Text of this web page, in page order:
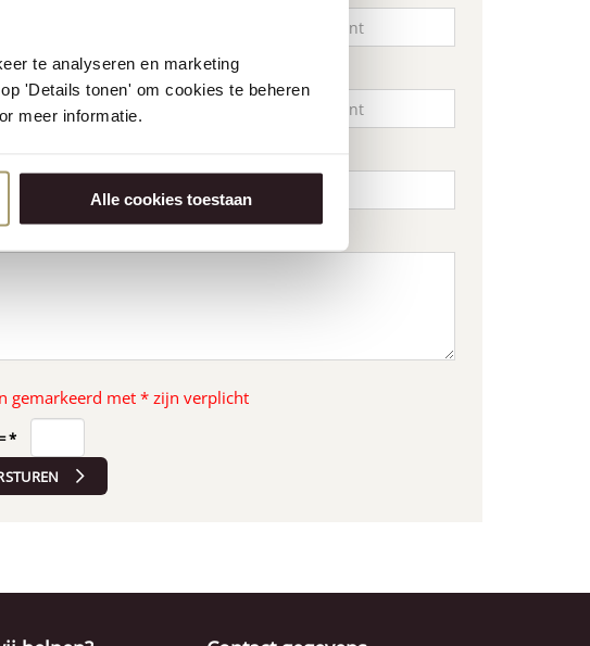
te analyseren en marketing
'Details tonen' om cookies te beheren
meer informatie.
Alle cookies toestaan
gemarkeerd met * zijn verplicht
*